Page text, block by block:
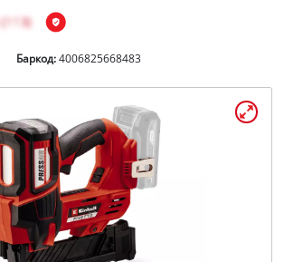
Баркод:4006825668483